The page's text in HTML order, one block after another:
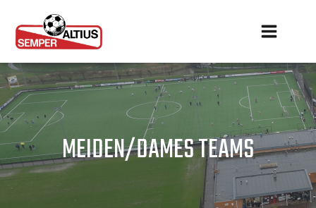
MEIDEN/DAMES TEAMS